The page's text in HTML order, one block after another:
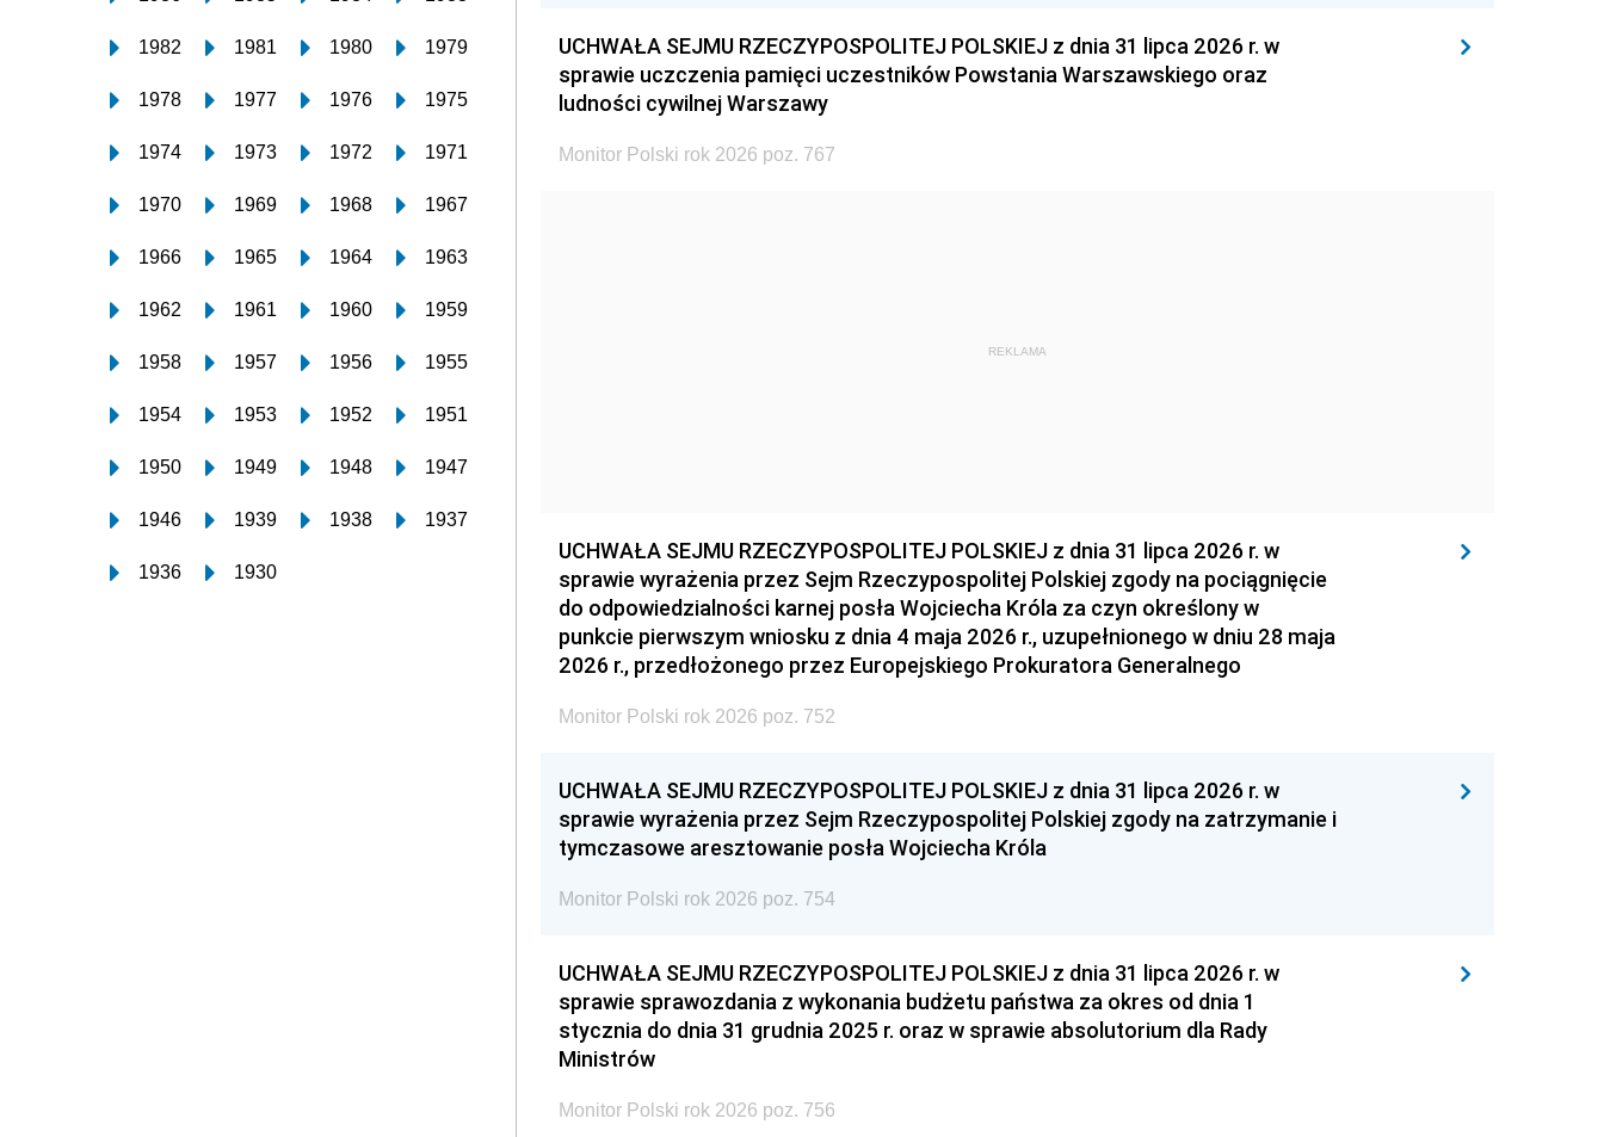
1982 1981 1980 1979
1978 1977 1976 1975
1974 1973 1972 1971
1970 1969 1968 1967
1966 1965 1964 1963
1962 1961 1960 1959
1958 1957 1956 1955
1954 1953 1952 1951
1950 1949 1948 1947
1946 1939 1938 1937
1936 1930
UCHWAŁA SEJMU RZECZYPOSPOLITEJ POLSKIEJ z dnia 31 lipca 2026 r. w
sprawie uczczenia pamięci uczestników Powstania Warszawskiego oraz
ludności cywilnej Warszawy
Monitor Polski rok 2026 poz. 767
REKLAMA
UCHWAŁA SEJMU RZECZYPOSPOLITEJ POLSKIEJ z dnia 31 lipca 2026 r. w
sprawie wyrażenia przez Sejm Rzeczypospolitej Polskiej zgody na pociągnięcie
do odpowiedzialności karnej posła Wojciecha Króla za czyn określony w
punkcie pierwszym wniosku z dnia 4 maja 2026 r., uzupełnionego w dniu 28 maja
2026 r., przedłożonego przez Europejskiego Prokuratora Generalnego
Monitor Polski rok 2026 poz. 752
UCHWAŁA SEJMU RZECZYPOSPOLITEJ POLSKIEJ z dnia 31 lipca 2026 r. w
sprawie wyrażenia przez Sejm Rzeczypospolitej Polskiej zgody na zatrzymanie i
tymczasowe aresztowanie posła Wojciecha Króla
Monitor Polski rok 2026 poz. 754
UCHWAŁA SEJMU RZECZYPOSPOLITEJ POLSKIEJ z dnia 31 lipca 2026 r. w
sprawie sprawozdania z wykonania budżetu państwa za okres od dnia 1
stycznia do dnia 31 grudnia 2025 r. oraz w sprawie absolutorium dla Rady
Ministrów
Monitor Polski rok 2026 poz. 756